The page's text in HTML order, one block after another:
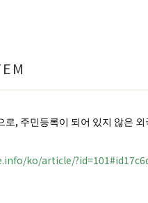
로, 주민등록이 되어 있지 않은
ko/article/